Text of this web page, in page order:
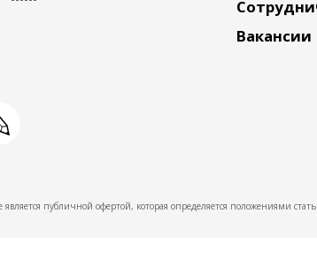
Вакансии
публичной офертой, которая определяется положениями